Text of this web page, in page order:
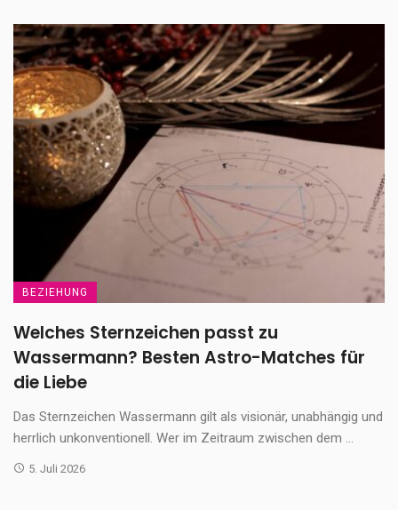
BEZIEHUNG
Welches Sternzeichen passt zu
Wassermann? Besten Astro-Matches für
die Liebe
Das Sternzeichen Wassermann gilt als visionär, unabhängig und
herrlich unkonventionell. Wer im Zeitraum zwischen dem ...
5. Juli 2026